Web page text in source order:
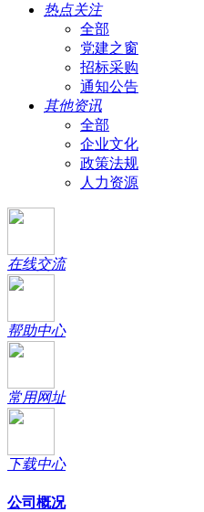
热点关注
全部
党建之窗
招标采购
通知公告
其他资讯
全部
企业文化
政策法规
人力资源
在线交流
帮助中心
常用网址
下载中心
公司概况